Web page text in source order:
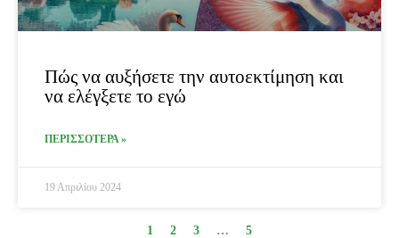
Πώς να αυξήσετε την αυτοεκτίμηση και
να ελέγξετε το εγώ
ΠΕΡΙΣΣΟΤΕΡΑ »
19 Απριλίου 2024
1 2 3 … 5